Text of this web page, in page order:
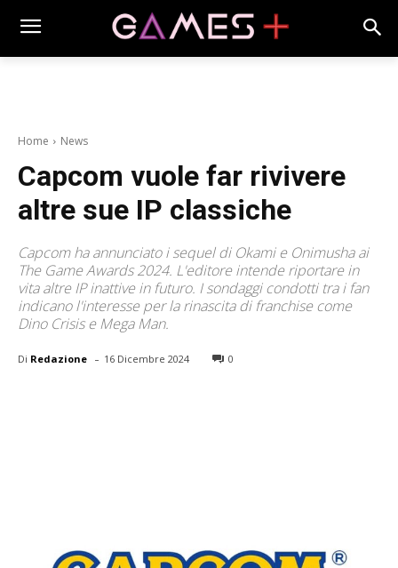
Home News
Capcom vuole far rivivere
altre sue IP classiche
Capcom ha annunciato i sequel di Okami e Onimusha ai
The Game Awards 2024. L'editore intende riportare in
vita altre IP inattive in futuro. I sondaggi condotti tra i fan
indicano l'interesse per la rinascita di franchise come
Dino Crisis e Mega Man.
Di Redazione - 16 Dicembre 2024 0